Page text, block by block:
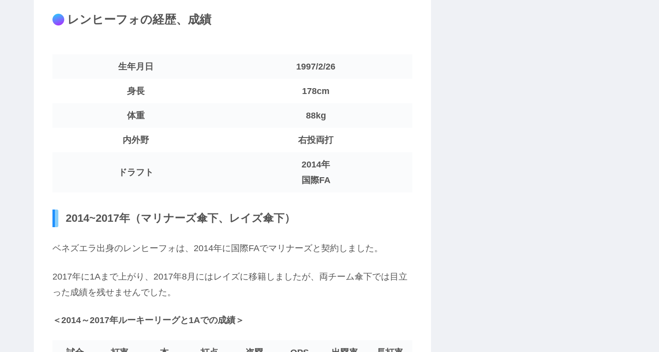
レンヒーフォの経歴、成績
生年月日 1997/2/26
身長 178cm
体重 88kg
内外野 右投両打
ドラフト
2014年
国際FA
2014~2017年（マリナーズ傘下、レイズ傘下）
ベネズエラ出身のレンヒーフォは、2014年に国際FAでマリナーズと契約しました。
2017年に1Aまで上がり、2017年8月にはレイズに移籍しましたが、両チーム傘下では目立
った成績を残せませんでした。
＜2014～2017年ルーキーリーグと1Aでの成績＞